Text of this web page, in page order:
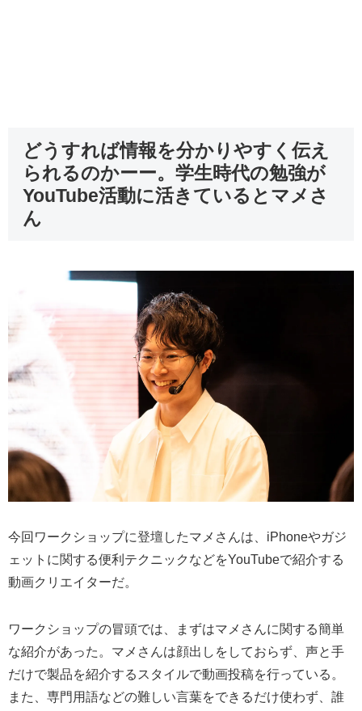
どうすれば情報を分かりやすく伝え
られるのかーー。学生時代の勉強が
YouTube活動に活きているとマメさ
ん
今回ワークショップに登壇したマメさんは、iPhoneやガジ
ェットに関する便利テクニックなどをYouTubeで紹介する
動画クリエイターだ。
ワークショップの冒頭では、まずはマメさんに関する簡単
な紹介があった。マメさんは顔出しをしておらず、声と手
だけで製品を紹介するスタイルで動画投稿を行っている。
また、専門用語などの難しい言葉をできるだけ使わず、誰